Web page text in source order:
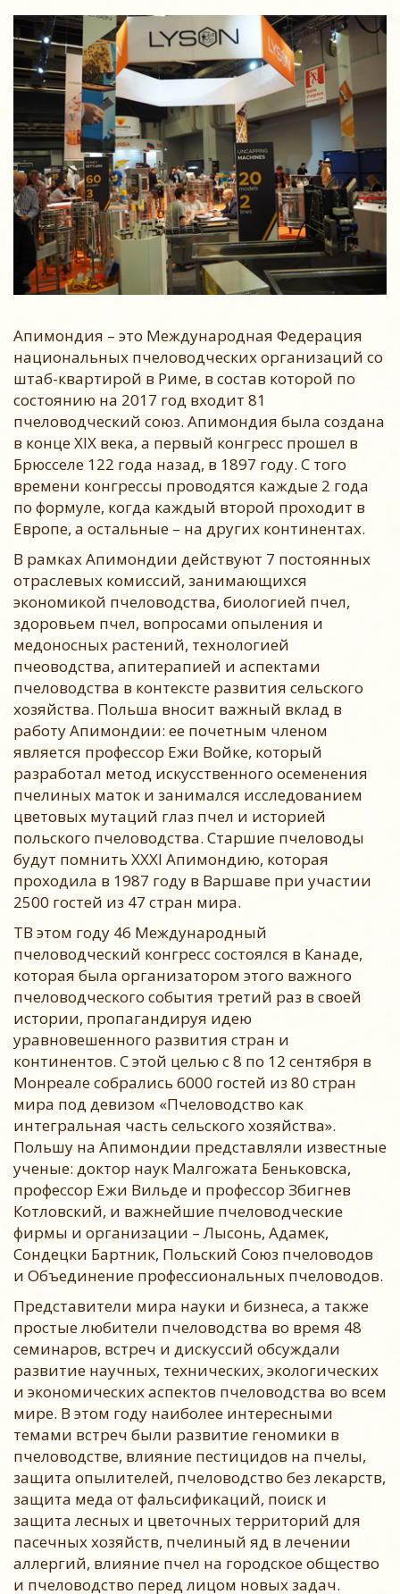
Апимондия – это Международная Федерация
национальных пчеловодческих организаций со
штаб-квартирой в Риме, в состав которой по
состоянию на 2017 год входит 81
пчеловодческий союз. Апимондия была создана
в конце XIX века, а первый конгресс прошел в
Брюсселе 122 года назад, в 1897 году. С того
времени конгрессы проводятся каждые 2 года
по формуле, когда каждый второй проходит в
Европе, а остальные – на других континентах.
В рамках Апимондии действуют 7 постоянных
отраслевых комиссий, занимающихся
экономикой пчеловодства, биологией пчел,
здоровьем пчел, вопросами опыления и
медоносных растений, технологией
пчеоводства, апитерапией и аспектами
пчеловодства в контексте развития сельского
хозяйства. Польша вносит важный вклад в
работу Апимондии: ее почетным членом
является профессор Ежи Войке, который
разработал метод искусственного осеменения
пчелиных маток и занимался исследованием
цветовых мутаций глаз пчел и историей
польского пчеловодства. Старшие пчеловоды
будут помнить XXXI Апимондию, которая
проходила в 1987 году в Варшаве при участии
2500 гостей из 47 стран мира.
TВ этом году 46 Международный
пчеловодческий конгресс состоялся в Канаде,
которая была организатором этого важного
пчеловодческого события третий раз в своей
истории, пропагандируя идею
уравновешенного развития стран и
континентов. С этой целью с 8 по 12 сентября в
Монреале собрались 6000 гостей из 80 стран
мира под девизом «Пчеловодство как
интегральная часть сельского хозяйства».
Польшу на Апимондии представляли известные
ученые: доктор наук Малгожата Беньковска,
профессор Ежи Вильде и профессор Збигнев
Котловский, и важнейшие пчеловодческие
фирмы и организации – Лысонь, Адамек,
Сондецки Бартник, Польский Союз пчеловодов
и Объединение профессиональных пчеловодов.
Представители мира науки и бизнеса, а также
простые любители пчеловодства во время 48
семинаров, встреч и дискуссий обсуждали
развитие научных, технических, экологических
и экономических аспектов пчеловодства во всем
мире. В этом году наиболее интересными
темами встреч были развитие геномики в
пчеловодстве, влияние пестицидов на пчелы,
защита опылителей, пчеловодство без лекарств,
защита меда от фальсификаций, поиск и
защита лесных и цветочных территорий для
пасечных хозяйств, пчелиный яд в лечении
аллергий, влияние пчел на городское общество
и пчеловодство перед лицом новых задач.